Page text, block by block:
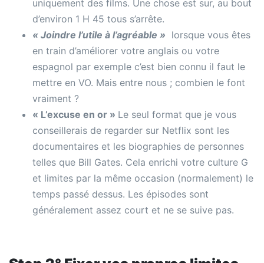
uniquement des films. Une chose est sur, au bout
d’environ 1 H 45 tous s’arrête.
« Joindre l’utile à l’agréable » lorsque vous êtes
en train d’améliorer votre anglais ou votre
espagnol par exemple c’est bien connu il faut le
mettre en VO. Mais entre nous ; combien le font
vraiment ?
« L’excuse en or » Le seul format que je vous
conseillerais de regarder sur Netflix sont les
documentaires et les biographies de personnes
telles que Bill Gates. Cela enrichi votre culture G
et limites par la même occasion (normalement) le
temps passé dessus. Les épisodes sont
généralement assez court et ne se suive pas.